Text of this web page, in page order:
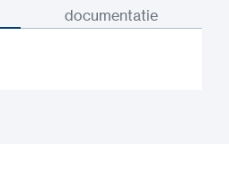
documentatie